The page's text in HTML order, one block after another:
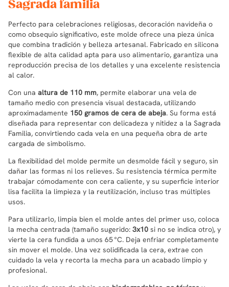
Sagrada familia
Perfecto para celebraciones religiosas, decoración navideña o
como obsequio significativo, este molde ofrece una pieza única
que combina tradición y belleza artesanal. Fabricado en silicona
flexible de alta calidad apta para uso alimentario, garantiza una
reproducción precisa de los detalles y una excelente resistencia
al calor.
Con una altura de 110 mm, permite elaborar una vela de
tamaño medio con presencia visual destacada, utilizando
aproximadamente 150 gramos de cera de abeja. Su forma está
diseñada para representar con delicadeza y nitidez a la Sagrada
Familia, convirtiendo cada vela en una pequeña obra de arte
cargada de simbolismo.
La flexibilidad del molde permite un desmolde fácil y seguro, sin
dañar las formas ni los relieves. Su resistencia térmica permite
trabajar cómodamente con cera caliente, y su superficie interior
lisa facilita la limpieza y la reutilización, incluso tras múltiples
usos.
Para utilizarlo, limpia bien el molde antes del primer uso, coloca
la mecha centrada (tamaño sugerido: 3x10 si no se indica otro), y
vierte la cera fundida a unos 65 °C. Deja enfriar completamente
sin mover el molde. Una vez solidificada la cera, extrae con
cuidado la vela y recorta la mecha para un acabado limpio y
profesional.